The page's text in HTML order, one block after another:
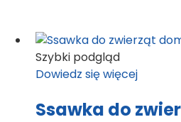
Szybki podgląd
Dowiedz się więcej
Ssawka do